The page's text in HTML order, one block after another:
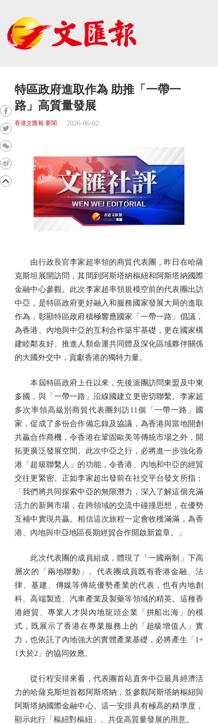
特區政府進取作為 助推「一帶一
路」高質量發展
香港文匯報 要聞 2026-06-02
由行政長官李家超率領的商貿代表團，昨日在哈薩
克斯坦展開訪問，其間到阿斯塔納樞紐和阿斯塔納國際
金融中心參觀。此次李家超率領規模空前的代表團出訪
中亞，是特區政府更好融入和服務國家發展大局的進取
作為，彰顯特區政府積極響應國家「一帶一路」倡議，
為香港、內地與中亞的互利合作築牢基礎，更在國家構
建睦鄰友好、推進人類命運共同體及深化區域夥伴關係
的大國外交中，貢獻香港的獨特力量。
本屆特區政府上任以來，先後派團訪問東盟及中東
多國，與「一帶一路」沿線國建立更密切聯繫。李家超
多次率領高級別商貿代表團到訪11個「一帶一路」國
家，促成了多份合作備忘錄及協議，為香港與當地開創
共贏合作商機，令香港在鞏固歐美等傳統市場之外，開
拓更廣泛發展空間。此次中亞之行，必將進一步強化香
港「超級聯繫人」的功能，令香港、內地和中亞的經貿
交往更緊密。正如李家超出發前在社交平台發文所指：
「我們將共同探索中亞的無限潛力，深入了解這個充滿
活力的新興市場，在跨領域的交流中碰撞思想，在優勢
互補中實現共贏。相信這次旅程一定會收穫滿滿，為香
港、內地與中亞地區長期經貿合作開啟新篇章。」
此次代表團的成員組成，體現了「一國兩制」下高
層次的「兩地聯動」。代表團成員既有香港金融、法
律、基建、傳媒等傳統優勢產業的代表，也有內地創
科、高端製造、汽車產業及製藥等領域的精英。這種香
港經貿、專業人才與內地龍頭企業「拼船出海」的模
式，既展示了香港在專業服務上的「超級增值人」實
力，也依託了內地強大的實體產業基礎，必將產生「1+
1大於2」的協同效應。
從行程安排來看，代表團首站直奔中亞最具經濟活
力的哈薩克斯坦首都阿斯塔納，並參觀阿斯塔納樞紐與
阿斯塔納國際金融中心。這一安排具有極高的精準度，
顯示此行「樞紐對樞紐」、共促高質量發展的用意。